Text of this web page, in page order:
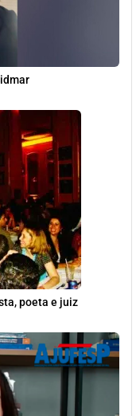
poeta e juiz